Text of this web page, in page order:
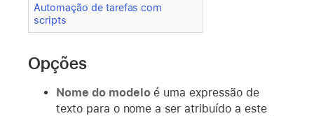
Automação de tarefas com
scripts
Opções
Nome do modeloé uma expressão de
texto para o nome a ser atribuído a este